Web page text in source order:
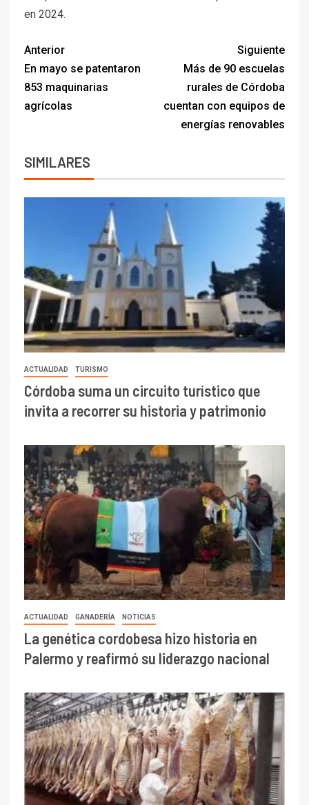
en 2024.
Anterior
En mayo se patentaron
853 maquinarias
agrícolas
Siguiente
Más de 90 escuelas
rurales de Córdoba
cuentan con equipos de
energías renovables
SIMILARES
ACTUALIDAD TURISMO
Córdoba suma un circuito turístico que
invita a recorrer su historia y patrimonio
ACTUALIDAD GANADERÍA NOTICIAS
La genética cordobesa hizo historia en
Palermo y reafirmó su liderazgo nacional